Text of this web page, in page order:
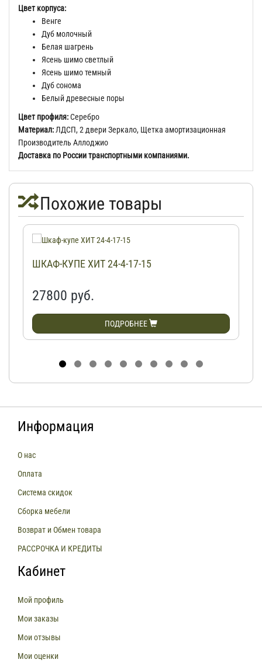
Цвет корпуса:
Венге
Дуб молочный
Белая шагрень
Ясень шимо светлый
Ясень шимо темный
Дуб сонома
Белый древесные поры
Цвет профиля:Серебро
Материал: ЛДСП, 2 двери Зеркало, Щетка амортизационная
Производитель Аллоджио
Доставка по России транспортными компаниями.
Похожие товары
ШКАФ-КУПЕ ХИТ 24-4-17-15
27800 руб.
ПОДРОБНЕЕ
Информация
О нас
Оплата
Система скидок
Сборка мебели
Возврат и Обмен товара
РАССРОЧКА И КРЕДИТЫ
Кабинет
Мой профиль
Мои заказы
Мои отзывы
Мои оценки